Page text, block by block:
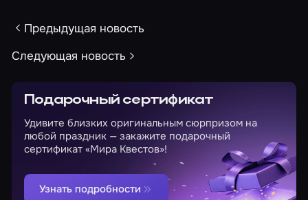
Предыдущая новость
Следующая новость
Подарочный сертификат
Удивите близких оригинальным сюрпризом на
любой праздник — закажите подарочный
сертификат «Мира Квестов»!
Узнать подробности